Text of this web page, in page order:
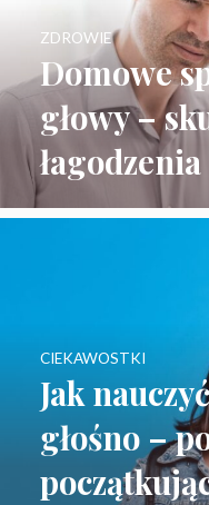
Domowe
głowy –
ZDROWIE
Jak
głośno –
CIEKAWOSTKI